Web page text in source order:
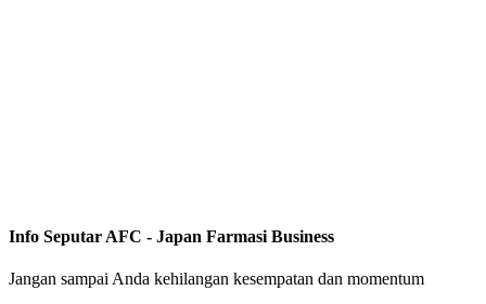
Info Seputar AFC - Japan Farmasi Business
Jangan sampai Anda kehilangan kesempatan dan momentum